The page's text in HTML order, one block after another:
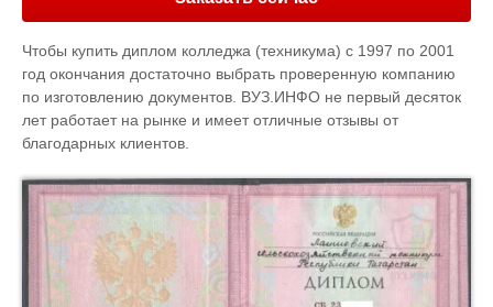
Чтобы купить диплом колледжа (техникума) с 1997 по 2001
год окончания достаточно выбрать проверенную компанию
по изготовлению документов. ВУЗ.ИНФО не первый десяток
лет работает на рынке и имеет отличные отзывы от
благодарных клиентов.